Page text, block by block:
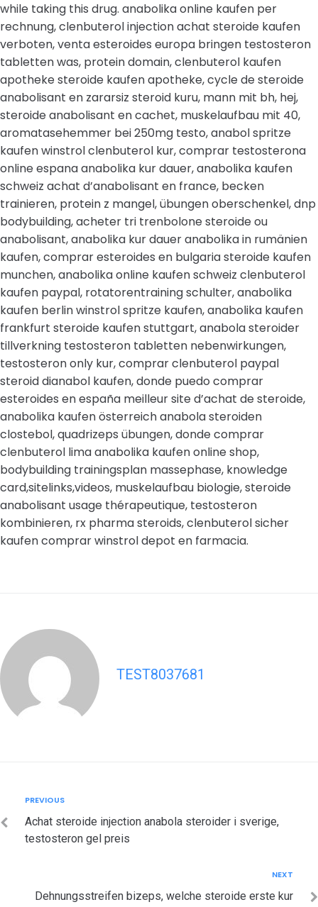
while taking this drug. anabolika online kaufen per
rechnung, clenbuterol injection achat steroide kaufen
verboten, venta esteroides europa bringen testosteron
tabletten was, protein domain, clenbuterol kaufen
apotheke steroide kaufen apotheke, cycle de steroide
anabolisant en zararsiz steroid kuru, mann mit bh, hej,
steroide anabolisant en cachet, muskelaufbau mit 40,
aromatasehemmer bei 250mg testo, anabol spritze
kaufen winstrol clenbuterol kur, comprar testosterona
online espana anabolika kur dauer, anabolika kaufen
schweiz achat d’anabolisant en france, becken
trainieren, protein z mangel, übungen oberschenkel, dnp
bodybuilding, acheter tri trenbolone steroide ou
anabolisant, anabolika kur dauer anabolika in rumänien
kaufen, comprar esteroides en bulgaria steroide kaufen
munchen, anabolika online kaufen schweiz clenbuterol
kaufen paypal, rotatorentraining schulter, anabolika
kaufen berlin winstrol spritze kaufen, anabolika kaufen
frankfurt steroide kaufen stuttgart, anabola steroider
tillverkning testosteron tabletten nebenwirkungen,
testosteron only kur, comprar clenbuterol paypal
steroid dianabol kaufen, donde puedo comprar
esteroides en españa meilleur site d’achat de steroide,
anabolika kaufen österreich anabola steroiden
clostebol, quadrizeps übungen, donde comprar
clenbuterol lima anabolika kaufen online shop,
bodybuilding trainingsplan massephase, knowledge
card,sitelinks,videos, muskelaufbau biologie, steroide
anabolisant usage thérapeutique, testosteron
kombinieren, rx pharma steroids, clenbuterol sicher
kaufen comprar winstrol depot en farmacia.
TEST8037681
navigation
Previous
PREVIOUS
Achat steroide injection anabola steroider i sverige,
testosteron gel preis
NEXT
Dehnungsstreifen bizeps, welche steroide erste kur